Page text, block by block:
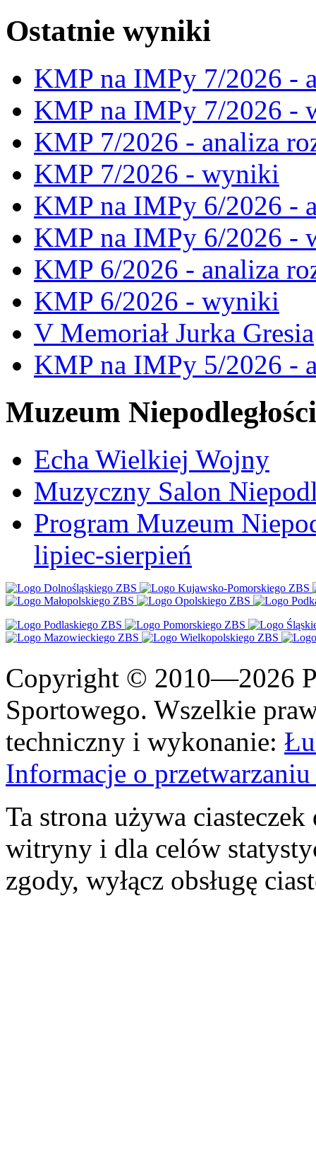
Ostatnie wyniki
KMP na IMPy 7/2026 -
KMP na IMPy 7/2026 -
KMP 7/2026 - analiza
KMP 7/2026 - wyniki
KMP na IMPy 6/2026 -
KMP na IMPy 6/2026 -
KMP 6/2026 - analiza
KMP 6/2026 - wyniki
V Memoriał Jurka Gresia
KMP na IMPy 5/2026 -
Muzeum Niepodległości
Echa Wielkiej Wojny
Muzyczny Salon
Program Muzeum
lipiec-sierpień
Copyright © 2010—2026
Sportowego. Wszelkie
techniczny i wykonanie:
Informacje o
Ta strona używa
witryny i dla celów
zgody, wyłącz obsługę